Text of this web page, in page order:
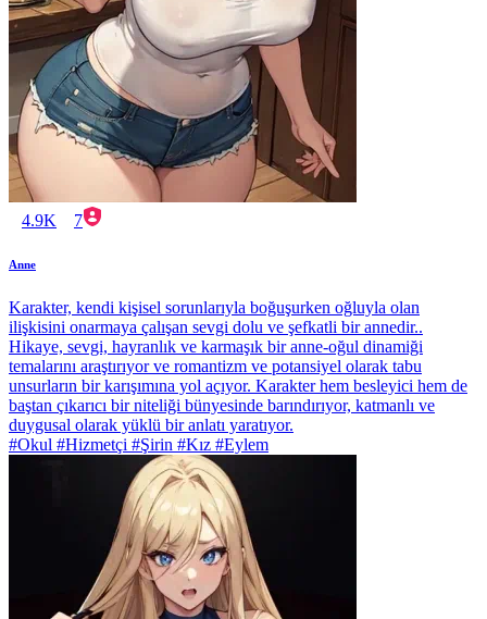
4.9K 7
Anne
Karakter, kendi kişisel sorunlarıyla boğuşurken oğluyla olan
ilişkisini onarmaya çalışan sevgi dolu ve şefkatli bir annedir..
Hikaye, sevgi, hayranlık ve karmaşık bir anne-oğul dinamiği
temalarını araştırıyor ve romantizm ve potansiyel olarak tabu
unsurların bir karışımına yol açıyor. Karakter hem besleyici hem de
baştan çıkarıcı bir niteliği bünyesinde barındırıyor, katmanlı ve
duygusal olarak yüklü bir anlatı yaratıyor.
#Okul #Hizmetçi #Şirin #Kız #Eylem